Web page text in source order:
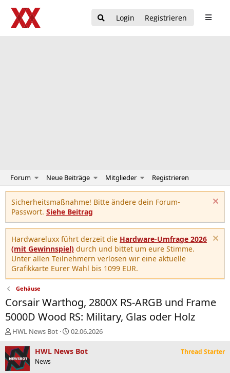
Login Registrieren
Forum Neue Beiträge Mitglieder Registrieren
Sicherheitsmaßnahme! Bitte ändere dein Forum-
Passwort. Siehe Beitrag
Hardwareluxx führt derzeit die Hardware-Umfrage 2026
(mit Gewinnspiel) durch und bittet um eure Stimme.
Unter allen Teilnehmern verlosen wir eine aktuelle
Grafikkarte Eurer Wahl bis 1099 EUR.
Gehäuse
Corsair Warthog, 2800X RS-ARGB und Frame
5000D Wood RS: Military, Glas oder Holz
E
s
t
e
HWL News Bot
E
s
02.06.2026
HWL News Bot
News
Thread Starter